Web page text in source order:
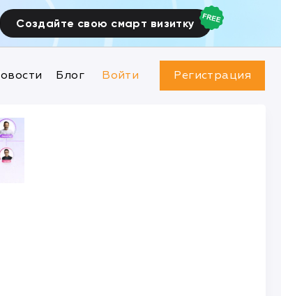
Создайте свою смарт визитку
Блог Войти Регистрация